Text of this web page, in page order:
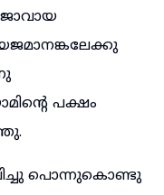
പക്ഷം
പൊന്നുകൊണ്ടു